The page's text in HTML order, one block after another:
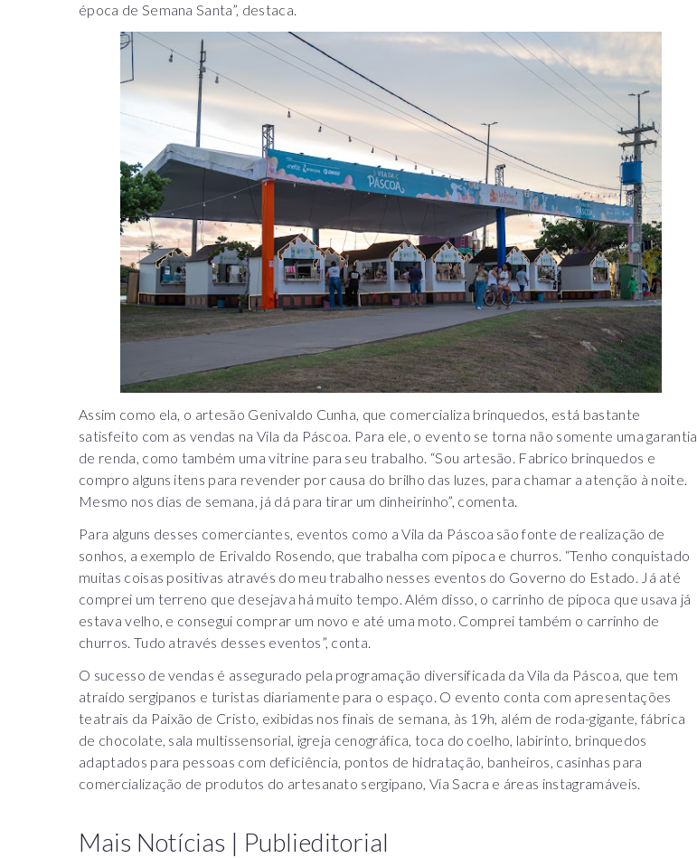
época de Semana Santa”, destaca.
Assim como ela, o artesão Genivaldo Cunha, que comercializa brinquedos, está bastante
satisfeito com as vendas na Vila da Páscoa. Para ele, o evento se torna não somente uma garantia
de renda, como também uma vitrine para seu trabalho. “Sou artesão. Fabrico brinquedos e
compro alguns itens para revender por causa do brilho das luzes, para chamar a atenção à noite.
Mesmo nos dias de semana, já dá para tirar um dinheirinho”, comenta.
Para alguns desses comerciantes, eventos como a Vila da Páscoa são fonte de realização de
sonhos, a exemplo de Erivaldo Rosendo, que trabalha com pipoca e churros. “Tenho conquistado
muitas coisas positivas através do meu trabalho nesses eventos do Governo do Estado. Já até
comprei um terreno que desejava há muito tempo. Além disso, o carrinho de pipoca que usava já
estava velho, e consegui comprar um novo e até uma moto. Comprei também o carrinho de
churros. Tudo através desses eventos”, conta.
O sucesso de vendas é assegurado pela programação diversificada da Vila da Páscoa, que tem
atraído sergipanos e turistas diariamente para o espaço. O evento conta com apresentações
teatrais da Paixão de Cristo, exibidas nos finais de semana, às 19h, além de roda-gigante, fábrica
de chocolate, sala multissensorial, igreja cenográfica, toca do coelho, labirinto, brinquedos
adaptados para pessoas com deficiência, pontos de hidratação, banheiros, casinhas para
comercialização de produtos do artesanato sergipano, Via Sacra e áreas instagramáveis.
Mais Notícias | Publieditorial